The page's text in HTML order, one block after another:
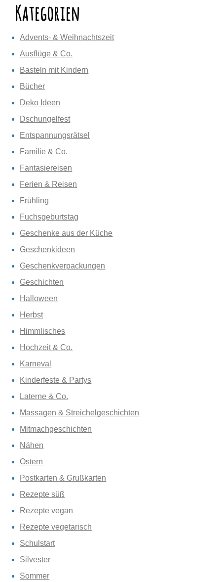
Kategorien
Advents- & Weihnachtszeit
Ausflüge & Co.
Basteln mit Kindern
Bücher
Deko Ideen
Dschungelfest
Entspannungsrätsel
Familie & Co.
Fantasiereisen
Ferien & Reisen
Frühling
Fuchsgeburtstag
Geschenke aus der Küche
Geschenkideen
Geschenkverpackungen
Geschichten
Halloween
Herbst
Himmlisches
Hochzeit & Co.
Karneval
Kinderfeste & Partys
Laterne & Co.
Massagen & Streichelgeschichten
Mitmachgeschichten
Nähen
Ostern
Postkarten & Grußkarten
Rezepte süß
Rezepte vegan
Rezepte vegetarisch
Schulstart
Silvester
Sommer